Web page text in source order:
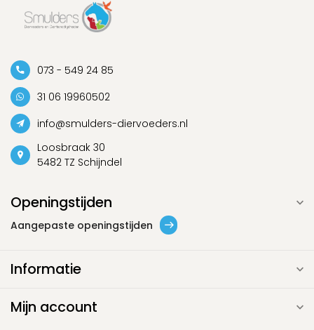
073 - 549 24 85
31 06 19960502
info@smulders-diervoeders.nl
Loosbraak 30
5482 TZ Schijndel
Openingstijden
Aangepaste openingstijden
Informatie
Mijn account